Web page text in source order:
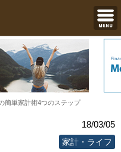
簡単家計術4つのステップ
18/03/05
家計・ライフ